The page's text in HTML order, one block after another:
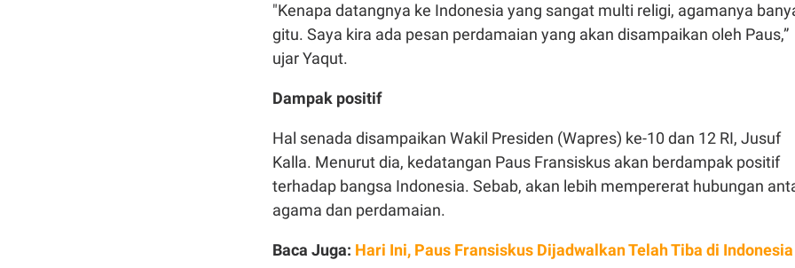
"Kenapa datangnya ke Indonesia yang sangat multi religi, agamanya
gitu. Saya kira ada pesan perdamaian yang akan disampaikan oleh Paus,”
ujar Yaqut.
Dampak positif
Hal senada disampaikan Wakil Presiden (Wapres) ke-10 dan 12 RI, Jusuf
Kalla. Menurut dia, kedatangan Paus Fransiskus akan berdampak positif
terhadap bangsa Indonesia. Sebab, akan lebih mempererat hubungan
agama dan perdamaian.
Baca Juga: Hari Ini, Paus Fransiskus Dijadwalkan Telah Tiba di Indonesia